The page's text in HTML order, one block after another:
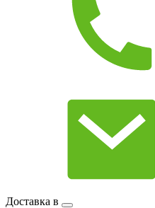
Доставка в